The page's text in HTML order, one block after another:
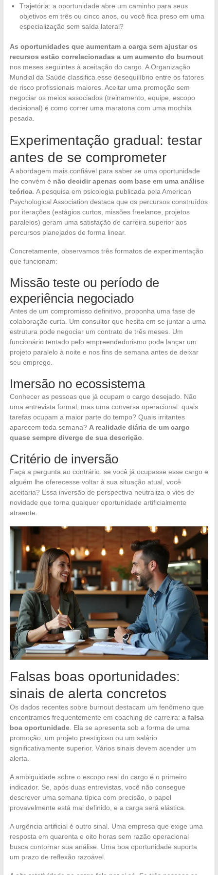
Trajetória: a oportunidade abre um caminho para seus
objetivos em três ou cinco anos, ou você fica preso em uma
especialização sem saída lateral?
As oportunidades que aumentam a carga sem ajustar os
recursos estão correlacionadas a um aumento do burnout
nos meses seguintes à aceitação do cargo. A Organização
Mundial da Saúde classifica esse desequilíbrio entre os fatores
de risco profissionais maiores. Aceitar uma promoção sem
negociar os meios associados (treinamento, equipe, escopo
decisional) é como correr uma maratona com uma mochila
pesada.
Experimentação gradual: testar
antes de se comprometer
A abordagem mais confiável para saber se uma oportunidade
lhe convém é não decidir apenas com base em uma análise
teórica. A pesquisa em psicologia publicada pela American
Psychological Association destaca que os percursos construídos
por iterações (estágios curtos, missões freelance, projetos
paralelos) geram uma satisfação de carreira superior aos
percursos planejados de forma linear.
Concretamente, observamos três formatos de experimentação
que funcionam:
Missão teste ou período de
experiência negociado
Antes de um compromisso definitivo, proponha uma fase de
colaboração curta. Um consultor que hesita em se juntar a uma
estrutura pode negociar um contrato de três meses. Um
funcionário tentado pelo empreendedorismo pode lançar um
projeto paralelo à noite e nos fins de semana antes de deixar
seu emprego.
Imersão no ecossistema
Conhecer as pessoas que já ocupam o cargo desejado. Não
uma entrevista formal, mas uma conversa operacional: quais
tarefas ocupam a maior parte do tempo? Quais irritantes
aparecem toda semana? A realidade diária de um cargo
quase sempre diverge de sua descrição.
Critério de inversão
Faça a pergunta ao contrário: se você já ocupasse esse cargo e
alguém lhe oferecesse voltar à sua situação atual, você
aceitaria? Essa inversão de perspectiva neutraliza o viés de
novidade que torna qualquer oportunidade artificialmente
atraente.
Falsas boas oportunidades:
sinais de alerta concretos
Os dados recentes sobre burnout destacam um fenômeno que
encontramos frequentemente em coaching de carreira: a falsa
boa oportunidade. Ela se apresenta sob a forma de uma
promoção, um projeto prestigioso ou um salário
significativamente superior. Vários sinais devem acender um
alerta.
A ambiguidade sobre o escopo real do cargo é o primeiro
indicador. Se, após duas entrevistas, você não consegue
descrever uma semana típica com precisão, o papel
provavelmente está mal definido, e a carga será elástica.
A urgência artificial é outro sinal. Uma empresa que exige uma
resposta em quarenta e oito horas sem razão operacional
busca contornar sua análise. Uma boa oportunidade suporta
um prazo de reflexão razoável.